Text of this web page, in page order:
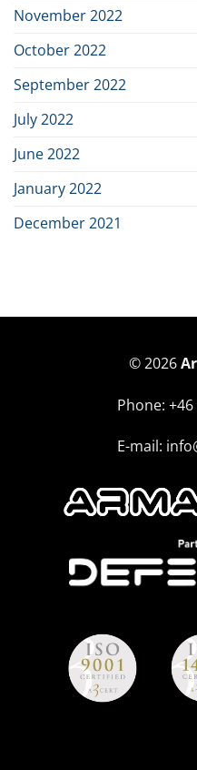
November 2022
October 2022
September 2022
July 2022
June 2022
January 2022
December 2021
© 2026
Phone: +46
E-mail: